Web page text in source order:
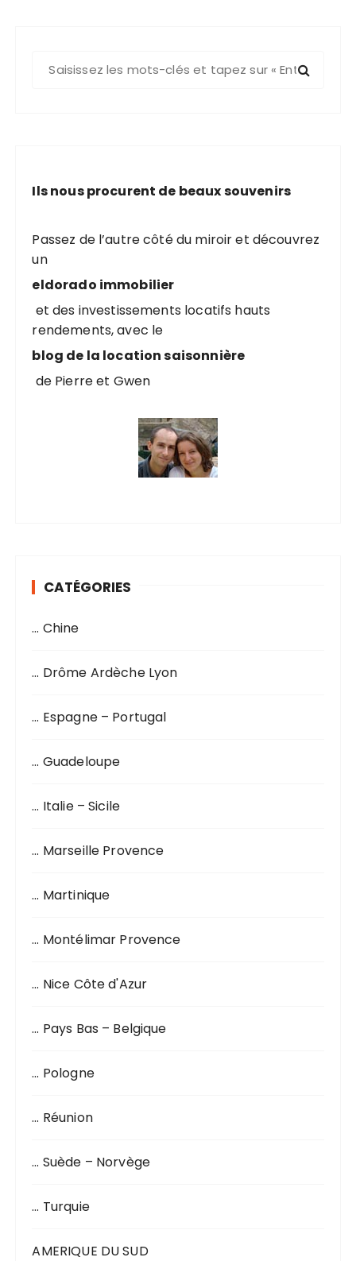
h
p
o
u
:
Ils nous procurent de beaux souvenirs
Passez de l’autre côté du miroir et découvrez
un
eldorado immobilier
et des investissements locatifs hauts
rendements, avec le
blog de la location saisonnière
de Pierre et Gwen
CATÉGORIES
… Chine
… Drôme Ardèche Lyon
… Espagne – Portugal
… Guadeloupe
… Italie – Sicile
… Marseille Provence
… Martinique
… Montélimar Provence
… Nice Côte d'Azur
… Pays Bas – Belgique
… Pologne
… Réunion
… Suède – Norvège
… Turquie
AMERIQUE DU SUD